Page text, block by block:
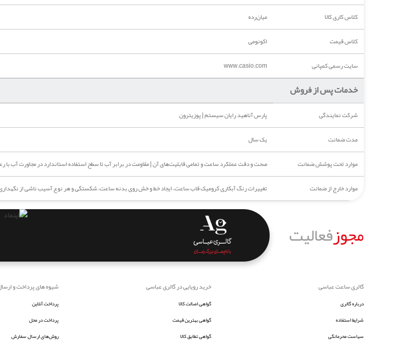
کلاس کاری کالا
میان‌رده
کلاس قیمت
اکونومی
سایت رسمی کمپانی
www.casio.com
خدمات پس از فروش
شرکت نمایندگی
پارس آناهید رایان سیستم | پوزیترون
مدت ضمانت
یک سال
موارد تحت پوشش ضمانت
صحت و دقت عملکرد ساعت و تمامی قابلیت‌های آن | مقاومت در برابر آب تا سطح استفاده استاندارد در مجاورت آب
موارد خارج از ضمانت
تغییرات رنگ آبکاری کرومیک قاب ساعت، ایجاد خط و خش روی بدنه ساعت، شکستگی و هر نوع آسیب ناشی از
مجوزفعالیت
گالری ساعت عباسی
درباره گالری
شرایط استفاده
سیاست محرمانگی
خرید رویایی در گالری عباسی
گواهی اصالت کالا
گواهی بهترین قیمت
گواهی تطابق کالا
شیوه های پرداخت و
پرداخت آنلاین
پرداخت در محل
روش‌های ارسال سفارش